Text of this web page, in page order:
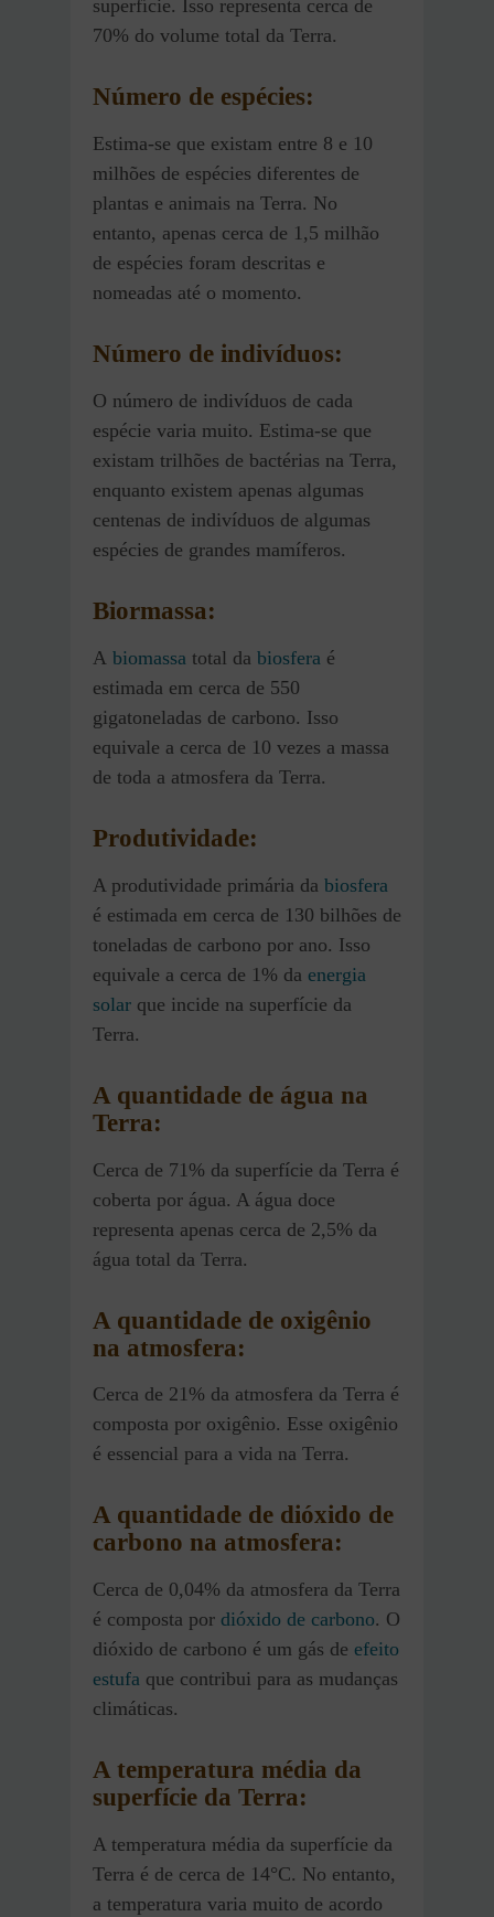
superfície. Isso representa cerca de
70% do volume total da Terra.
Número de espécies:
Estima-se que existam entre 8 e 10
milhões de espécies diferentes de
plantas e animais na Terra. No
entanto, apenas cerca de 1,5 milhão
de espécies foram descritas e
nomeadas até o momento.
Número de indivíduos:
O número de indivíduos de cada
espécie varia muito. Estima-se que
existam trilhões de bactérias na Terra,
enquanto existem apenas algumas
centenas de indivíduos de algumas
espécies de grandes mamíferos.
Biormassa:
A biomassa total da biosfera é
estimada em cerca de 550
gigatoneladas de carbono. Isso
equivale a cerca de 10 vezes a massa
de toda a atmosfera da Terra.
Produtividade:
A produtividade primária da biosfera
é estimada em cerca de 130 bilhões de
toneladas de carbono por ano. Isso
equivale a cerca de 1% da energia
solar que incide na superfície da
Terra.
A quantidade de água na
Terra:
Cerca de 71% da superfície da Terra é
coberta por água. A água doce
representa apenas cerca de 2,5% da
água total da Terra.
A quantidade de oxigênio
na atmosfera:
Cerca de 21% da atmosfera da Terra é
composta por oxigênio. Esse oxigênio
é essencial para a vida na Terra.
A quantidade de dióxido de
carbono na atmosfera:
Cerca de 0,04% da atmosfera da Terra
é composta por dióxido de carbono. O
dióxido de carbono é um gás de efeito
estufa que contribui para as mudanças
climáticas.
A temperatura média da
superfície da Terra:
A temperatura média da superfície da
Terra é de cerca de 14°C. No entanto,
a temperatura varia muito de acordo